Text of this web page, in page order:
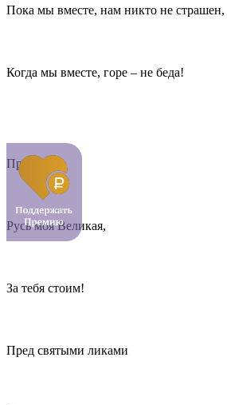
Пока мы вместе, нам никто не страшен,
Когда мы вместе, горе – не беда!
Припев.
Русь моя Великая,
За тебя стоим!
Пред святыми ликами